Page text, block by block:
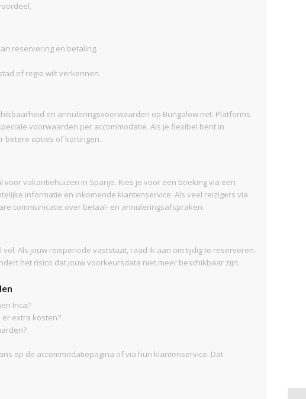
reservering en betaling.
of regio wilt verkennen.
en annuleringsvoorwaarden op Bungalow.net. Platforms
voorwaarden per accommodatie. Als je flexibel bent in
betere opties of kortingen.
vakantiehuizen in Spanje. Kies je voor een boeking via een
informatie en inkomende klantenservice. Als veel reizigers via
communicatie over betaal- en annuleringsafspraken.
Als jouw reisperiode vaststaat, raad ik aan om tijdig te reserveren.
het risico dat jouw voorkeursdata niet meer beschikbaar zijn.
Inca?
extra kosten?
op de accommodatiepagina of via hun klantenservice. Dat